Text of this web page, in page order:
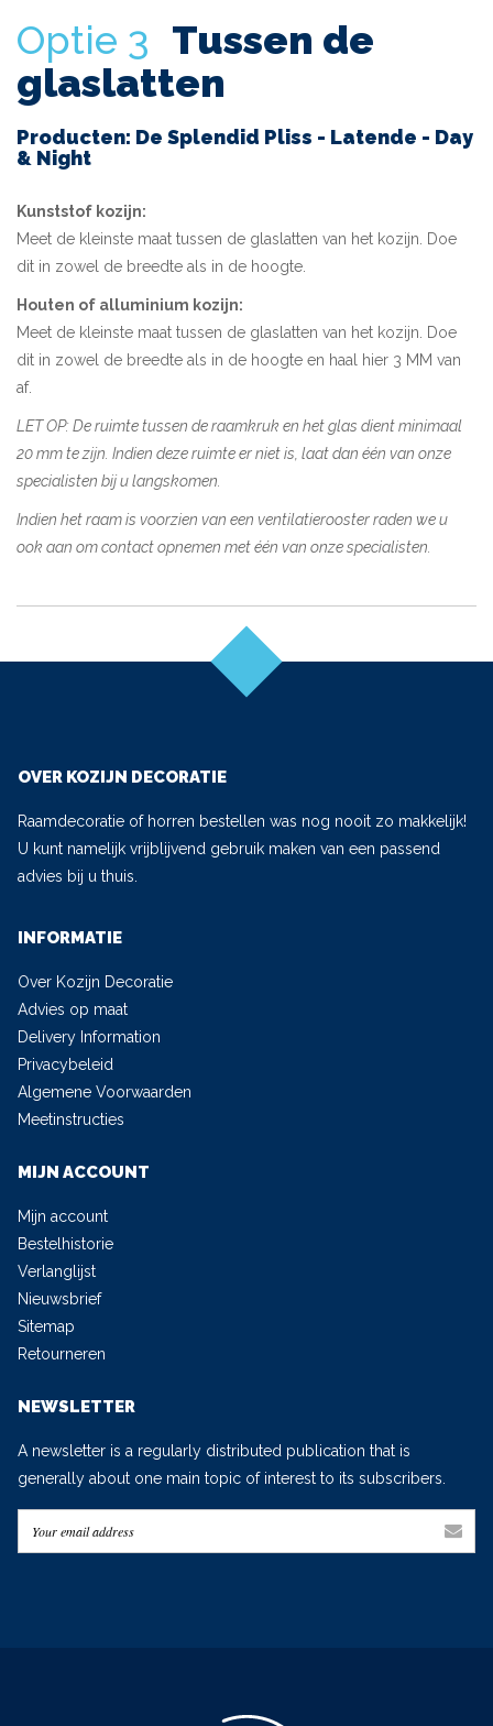
Optie 3 Tussen de
glaslatten
Producten: De Splendid Pliss - Latende - Day
& Night
Kunststof kozijn:
Meet de kleinste maat tussen de glaslatten van het kozijn. Doe
dit in zowel de breedte als in de hoogte.
Houten of alluminium kozijn:
Meet de kleinste maat tussen de glaslatten van het kozijn. Doe
dit in zowel de breedte als in de hoogte en haal hier 3 MM van
af.
LET OP: De ruimte tussen de raamkruk en het glas dient minimaal
20 mm te zijn. Indien deze ruimte er niet is, laat dan één van onze
specialisten bij u langskomen.
Indien het raam is voorzien van een ventilatierooster raden we u
ook aan om contact opnemen met één van onze specialisten.
OVER KOZIJN DECORATIE
Raamdecoratie of horren bestellen was nog nooit zo makkelijk!
U kunt namelijk vrijblijvend gebruik maken van een passend
advies bij u thuis.
INFORMATIE
Over Kozijn Decoratie
Advies op maat
Delivery Information
Privacybeleid
Algemene Voorwaarden
Meetinstructies
MIJN ACCOUNT
Mijn account
Bestelhistorie
Verlanglijst
Nieuwsbrief
Sitemap
Retourneren
NEWSLETTER
A newsletter is a regularly distributed publication that is
generally about one main topic of interest to its subscribers.